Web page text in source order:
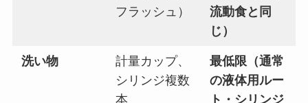
フラッシュ）
流動食と同
じ）
洗い物
計量カップ、
シリンジ複数
本
最低限（通常
の液体用ルー
ト・シリンジ